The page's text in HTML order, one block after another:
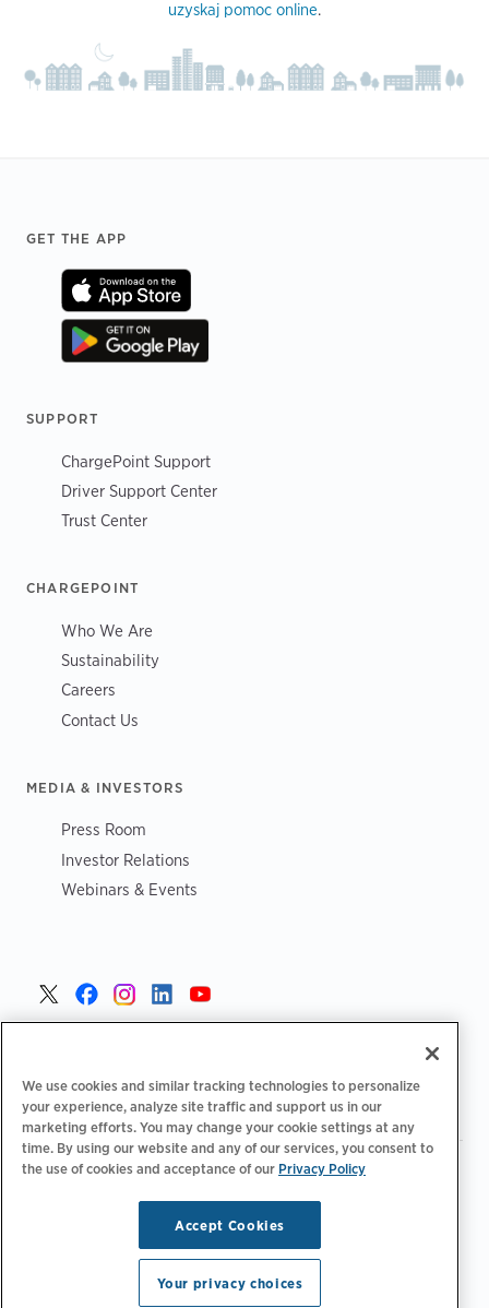
uzyskaj pomoc online.
Footer
GET THE APP
SUPPORT
ChargePoint Support
Driver Support Center
Trust Center
CHARGEPOINT
Who We Are
Sustainability
Careers
Contact Us
MEDIA & INVESTORS
Press Room
Investor Relations
Webinars & Events
Polityka prywatności | Opcje prywatności|Legalny
Copyright © 2026 ChargePoint, Inc. Wszelkie prawa
We use cookies and similar tracking technologies to personalize
your experience, analyze site traffic and support us in our
marketing efforts. You may change your cookie settings at any
time. By using our website and any of our services, you consent to
the use of cookies and acceptance of our Privacy Policy
Accept Cookies
Your privacy choices